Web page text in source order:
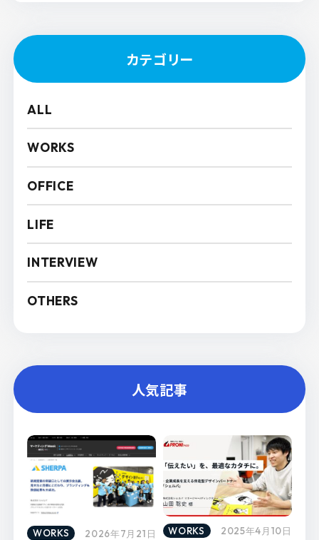
カテゴリー
ALL
WORKS
OFFICE
LIFE
INTERVIEW
OTHERS
人気記事
WORKS 2026年7月21日 WORKS 2025年4月10日